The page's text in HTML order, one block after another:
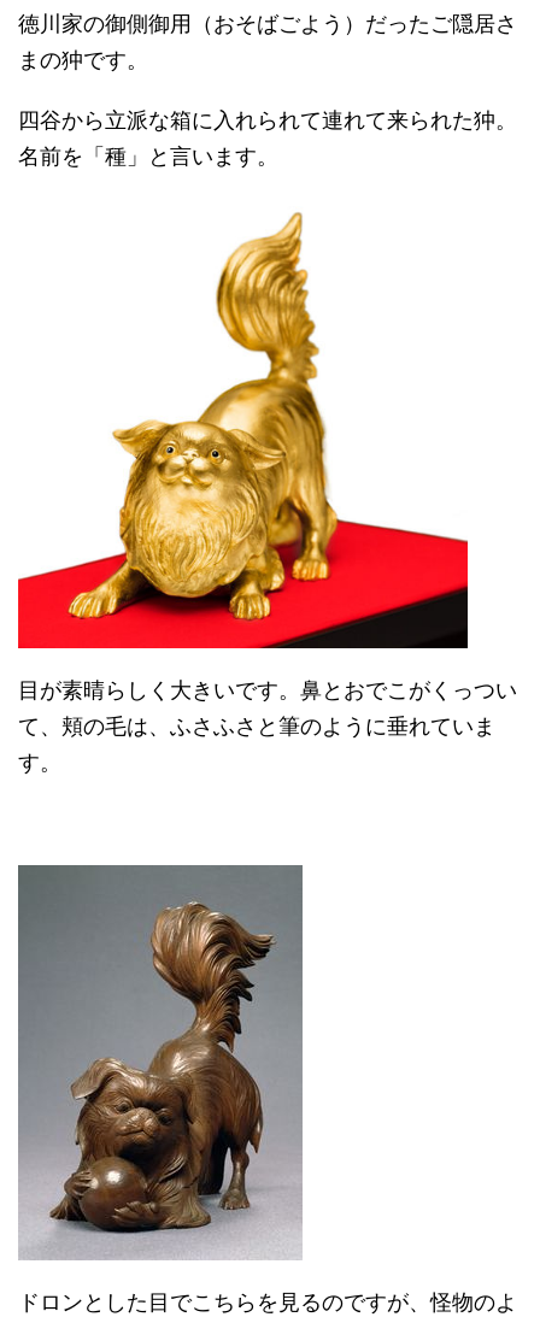
徳川家の御側御用（おそばごよう）だったご隠居さ
まの狆です。
四谷から立派な箱に入れられて連れて来られた狆。
名前を「種」と言います。
目が素晴らしく大きいです。鼻とおでこがくっつい
て、頬の毛は、ふさふさと筆のように垂れていま
す。
ドロンとした目でこちらを見るのですが、怪物のよ